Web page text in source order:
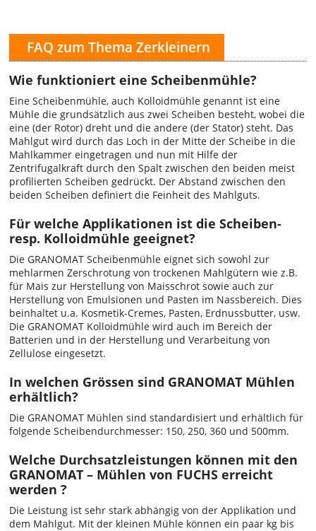
FAQ zum Thema Zerkleinern
Wie funktioniert eine Scheibenmühle?
Eine Scheibenmühle, auch Kolloidmühle genannt ist eine
Mühle die grundsätzlich aus zwei Scheiben besteht, wobei die
eine (der Rotor) dreht und die andere (der Stator) steht. Das
Mahlgut wird durch das Loch in der Mitte der Scheibe in die
Mahlkammer eingetragen und nun mit Hilfe der
Zentrifugalkraft durch den Spalt zwischen den beiden meist
profilierten Scheiben gedrückt. Der Abstand zwischen den
beiden Scheiben definiert die Feinheit des Mahlguts.
Für welche Applikationen ist die Scheiben-
resp. Kolloidmühle geeignet?
Die GRANOMAT Scheibenmühle eignet sich sowohl zur
mehlarmen Zerschrotung von trockenen Mahlgütern wie z.B.
für Mais zur Herstellung von Maisschrot sowie auch zur
Herstellung von Emulsionen und Pasten im Nassbereich. Dies
beinhaltet u.a. Kosmetik-Cremes, Pasten, Erdnussbutter, usw.
Die GRANOMAT Kolloidmühle wird auch im Bereich der
Batterien und in der Herstellung und Verarbeitung von
Zellulose eingesetzt.
In welchen Grössen sind GRANOMAT Mühlen
erhältlich?
Die GRANOMAT Mühlen sind standardisiert und erhältlich für
folgende Scheibendurchmesser: 150, 250, 360 und 500mm.
Welche Durchsatzleistungen können mit den
GRANOMAT – Mühlen von FUCHS erreicht
werden ?
Die Leistung ist sehr stark abhängig von der Applikation und
dem Mahlgut. Mit der kleinen Mühle können ein paar kg bis